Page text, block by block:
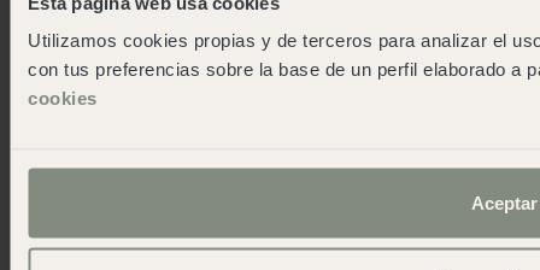
Utilizamos cookies propias y de terceros para analizar el
con tus preferencias sobre la base de un perfil elaborado a
cookies
Aceptar